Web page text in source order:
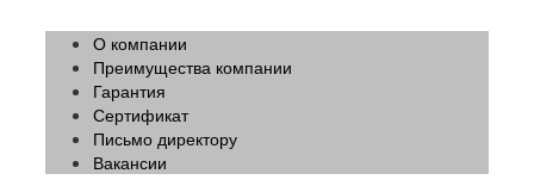
О компании
Преимущества компании
Гарантия
Сертификат
Письмо директору
Вакансии